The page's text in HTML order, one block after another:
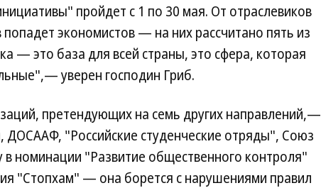
пройдет с 1 по 30 мая. От отраслевиков
экономистов — на них рассчитано пять из
— это база для всей страны, это сфера, которая
уверен господин Гриб.
претендующих на семь других направлений,—
ДОСААФ, "Российские студенческие отряды", Союз
в номинации "Развитие общественного контроля"
"Стопхам" — она борется с нарушениями правил